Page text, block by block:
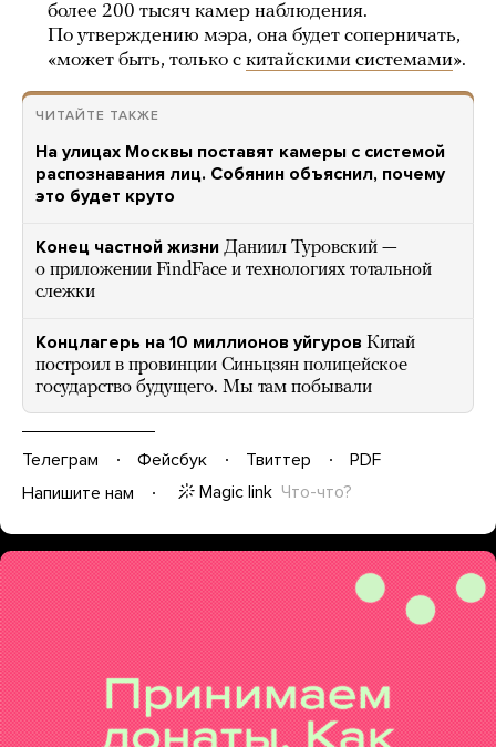
более 200 тысяч камер наблюдения.
По утверждению мэра, она будет соперничать,
«может быть, только с китайскими системами».
ЧИТАЙТЕ ТАКЖЕ
На улицах Москвы поставят камеры с системой
распознавания лиц. Собянин объяснил, почему
это будет круто
Конец частной жизни Даниил Туровский —
о приложении FindFace и технологиях тотальной
слежки
Концлагерь на 10 миллионов уйгуров Китай
построил в провинции Синьцзян полицейское
государство будущего. Мы там побывали
Телеграм Фейсбук Твиттер
PDF
Напишите нам
Magic link Что-что?